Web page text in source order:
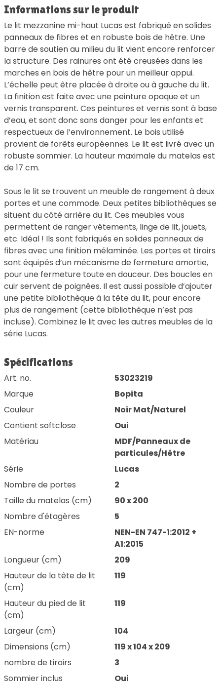
Informations sur le produit
Le lit mezzanine mi-haut Lucas est fabriqué en solides
panneaux de fibres et en robuste bois de hêtre. Une
barre de soutien au milieu du lit vient encore renforcer
la structure. Des rainures ont été creusées dans les
marches en bois de hêtre pour un meilleur appui.
L’échelle peut être placée à droite ou à gauche du lit.
La finition est faite avec une peinture opaque et un
vernis transparent. Ces peintures et vernis sont à base
d’eau, et sont donc sans danger pour les enfants et
respectueux de l’environnement. Le bois utilisé
provient de forêts européennes. Le lit est livré avec un
robuste sommier. La hauteur maximale du matelas est
de 17 cm.
Sous le lit se trouvent un meuble de rangement à deux
portes et une commode. Deux petites bibliothèques se
situent du côté arrière du lit. Ces meubles vous
permettent de ranger vêtements, linge de lit, jouets,
etc. Idéal ! Ils sont fabriqués en solides panneaux de
fibres avec une finition mélaminée. Les portes et tiroirs
sont équipés d’un mécanisme de fermeture amortie,
pour une fermeture toute en douceur. Des boucles en
cuir servent de poignées. Il est aussi possible d’ajouter
une petite bibliothèque à la tête du lit, pour encore
plus de rangement (cette bibliothèque n’est pas
incluse). Combinez le lit avec les autres meubles de la
série Lucas.
Spécifications
Art. no.
53023219
Marque
Bopita
Couleur
Noir Mat/Naturel
Contient softclose
Oui
Matériau
MDF/Panneaux de
particules/Hêtre
Série
Lucas
Nombre de portes
2
Taille du matelas (cm)
90 x 200
Nombre d'étagères
5
EN-norme
NEN-EN 747-1:2012 +
A1:2015
Longueur (cm)
209
Hauteur de la tête de lit
(cm)
119
Hauteur du pied de lit
(cm)
119
Largeur (cm)
104
Dimensions (cm)
119 x 104 x 209
nombre de tiroirs
3
Sommier inclus
Oui